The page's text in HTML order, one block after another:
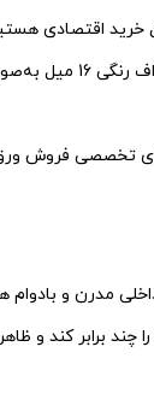
خرید اقتصادی
عمده‌فروشی‌ها اقدام کنید تا
تخصصی فروش
مدرن و
چند برابر کند و